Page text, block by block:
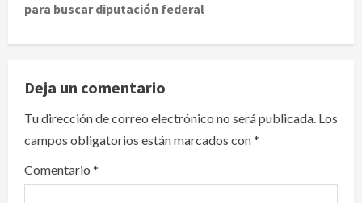
n
a
v
i
g
a
para buscar diputación federal
Deja un comentario
Tu dirección de correo electrónico no será publicada. Los
campos obligatorios están marcados con*
Comentario *